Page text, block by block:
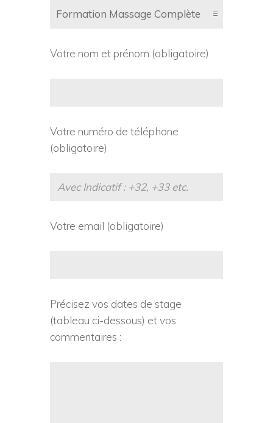
Votre nom et prénom (obligatoire)
Votre numéro de téléphone
(obligatoire)
Votre email (obligatoire)
Précisez vos dates de stage
(tableau ci-dessous) et vos
commentaires :